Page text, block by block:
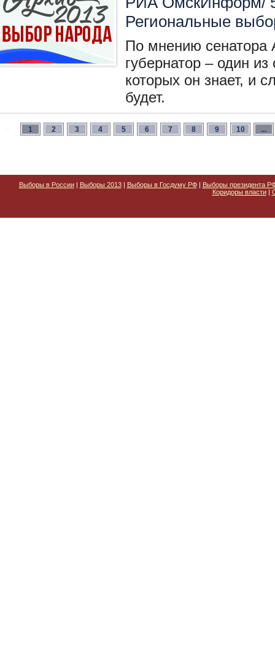
Региональные
По мнению сенатора
губернатор – один
которых он знает, и
будет.
1 2 3 4 5 6 7 8 9 10 ...
Выборы в России| Выборы 2013| Выборы в Госдуму РФ| Выборы президента
Коридоры власти|